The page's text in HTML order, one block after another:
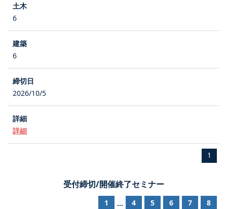
6
6
2026/10/5
詳細
1
受付締切/開催終了セミナー
1 ... 4 5 6 7 8